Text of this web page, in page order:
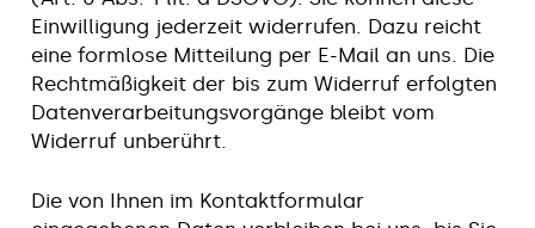
Einwilligung jederzeit widerrufen. Dazu reicht
eine formlose Mitteilung per E-Mail an uns. Die
Rechtmäßigkeit der bis zum Widerruf erfolgten
Datenverarbeitungsvorgänge bleibt vom
Widerruf unberührt.
Die von Ihnen im Kontaktformular